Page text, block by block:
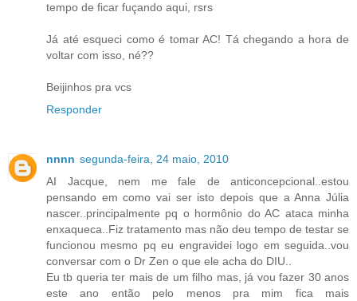
tempo de ficar fuçando aqui, rsrs
Já até esqueci como é tomar AC! Tá chegando a hora de
voltar com isso, né??
Beijinhos pra vcs
Responder
nnnn segunda-feira, 24 maio, 2010
AI Jacque, nem me fale de anticoncepcional..estou
pensando em como vai ser isto depois que a Anna Júlia
nascer..principalmente pq o hormônio do AC ataca minha
enxaqueca..Fiz tratamento mas não deu tempo de testar se
funcionou mesmo pq eu engravidei logo em seguida..vou
conversar com o Dr Zen o que ele acha do DIU..
Eu tb queria ter mais de um filho mas, já vou fazer 30 anos
este ano então pelo menos pra mim fica mais